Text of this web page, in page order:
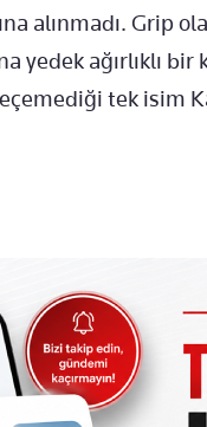
alınmadı. Grip
yedek ağırlıklı
tek isim